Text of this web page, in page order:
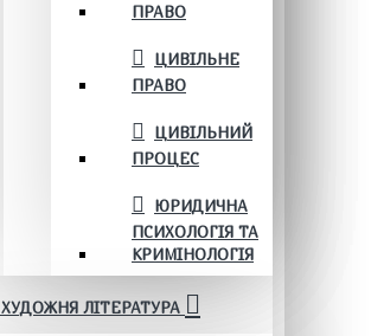
ПРАВО
ЦИВІЛЬНЕ
ПРАВО
ЦИВІЛЬНИЙ
ПРОЦЕС
ЮРИДИЧНА
ПСИХОЛОГІЯ ТА
КРИМІНОЛОГІЯ
ХУДОЖНЯ ЛІТЕРАТУРА